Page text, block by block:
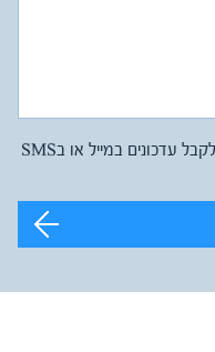
אנחנו מעוניינים לקבל עדכונים במייל או בSMS